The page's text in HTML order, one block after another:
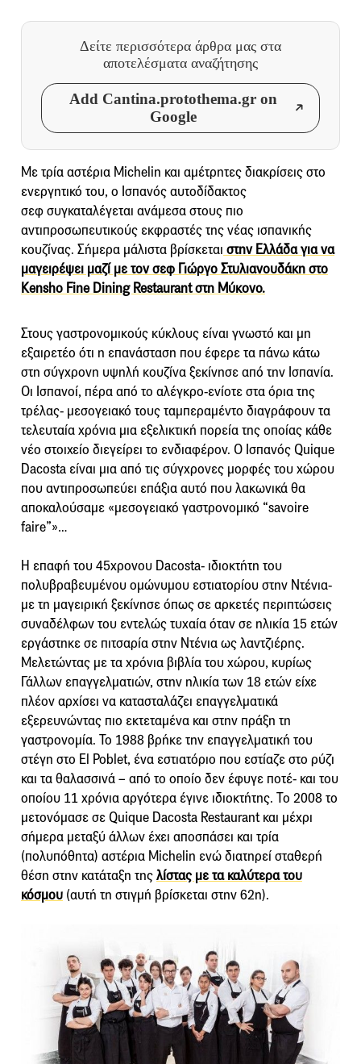
Δείτε περισσότερα άρθρα μας στα
αποτελέσματα αναζήτησης
Add Cantina.protothema.gr on
Google
Με τρία αστέρια Michelin και αμέτρητες διακρίσεις στο
ενεργητικό του, ο Ισπανός αυτοδίδακτος
σεφ συγκαταλέγεται ανάμεσα στους πιο
αντιπροσωπευτικούς εκφραστές της νέας ισπανικής
κουζίνας. Σήμερα μάλιστα βρίσκεται στην Ελλάδα για να
μαγειρέψει μαζί με τον σεφ Γιώργο Στυλιανουδάκη στο
Kensho Fine Dining Restaurant στη Μύκονο.
Στους γαστρονομικούς κύκλους είναι γνωστό και μη
εξαιρετέο ότι η επανάσταση που έφερε τα πάνω κάτω
στη σύγχρονη υψηλή κουζίνα ξεκίνησε από την Ισπανία.
Οι Ισπανοί, πέρα από το αλέγκρο-ενίοτε στα όρια της
τρέλας- μεσογειακό τους ταμπεραμέντο διαγράφουν τα
τελευταία χρόνια μια εξελικτική πορεία της οποίας κάθε
νέο στοιχείο διεγείρει το ενδιαφέρον. Ο Ισπανός Quique
Dacosta είναι μια από τις σύγχρονες μορφές του χώρου
που αντιπροσωπεύει επάξια αυτό που λακωνικά θα
αποκαλούσαμε «μεσογειακό γαστρονομικό “savoire
faire”»…
Η επαφή του 45χρονου Dacosta- ιδιοκτήτη του
πολυβραβευμένου ομώνυμου εστιατορίου στην Ντένια-
με τη μαγειρική ξεκίνησε όπως σε αρκετές περιπτώσεις
συναδέλφων του εντελώς τυχαία όταν σε ηλικία 15 ετών
εργάστηκε σε πιτσαρία στην Ντένια ως λαντζιέρης.
Μελετώντας με τα χρόνια βιβλία του χώρου, κυρίως
Γάλλων επαγγελματιών, στην ηλικία των 18 ετών είχε
πλέον αρχίσει να κατασταλάζει επαγγελματικά
εξερευνώντας πιο εκτεταμένα και στην πράξη τη
γαστρονομία. To 1988 βρήκε την επαγγελματική του
στέγη στο El Poblet, ένα εστιατόριο που εστίαζε στο ρύζι
και τα θαλασσινά – από το οποίο δεν έφυγε ποτέ- και του
οποίου 11 χρόνια αργότερα έγινε ιδιοκτήτης. Το 2008 το
μετονόμασε σε Quique Dacosta Restaurant και μέχρι
σήμερα μεταξύ άλλων έχει αποσπάσει και τρία
(πολυπόθητα) αστέρια Michelin ενώ διατηρεί σταθερή
θέση στην κατάταξη τηςλίστας με τα καλύτερα του
κόσμου (αυτή τη στιγμή βρίσκεται στην 62η).